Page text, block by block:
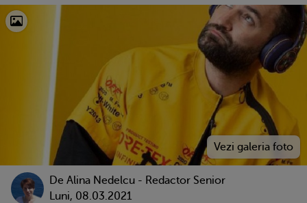
De Alina Nedelcu - Redactor Senior
Luni, 08.03.2021